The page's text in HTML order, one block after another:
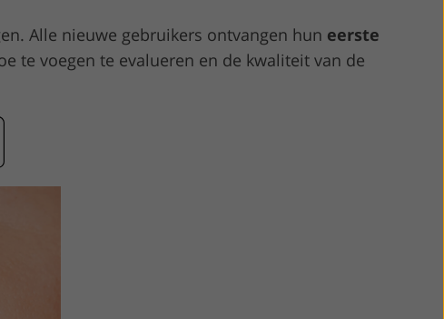
Alle nieuwe gebruikers ontvangen hun eerste
te voegen te evalueren en de kwaliteit van de